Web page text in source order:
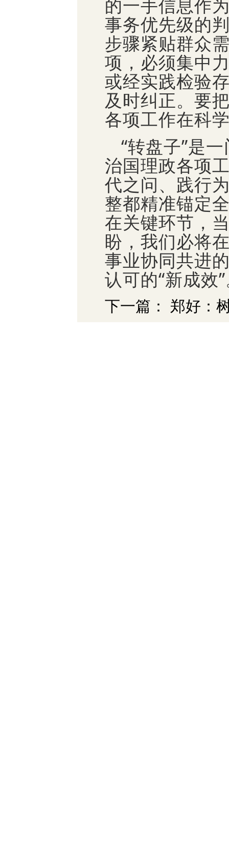
的一手信息作
事务优先级的
步骤紧贴群众
项，必须集中
或经实践检验
及时纠正。要
各项工作在科
“转盘子”是
治国理政各项
代之问、践行
整都精准锚定
在关键环节，
盼，我们必将
事业协同共进
认可的“新成效
下一篇： 郑好：